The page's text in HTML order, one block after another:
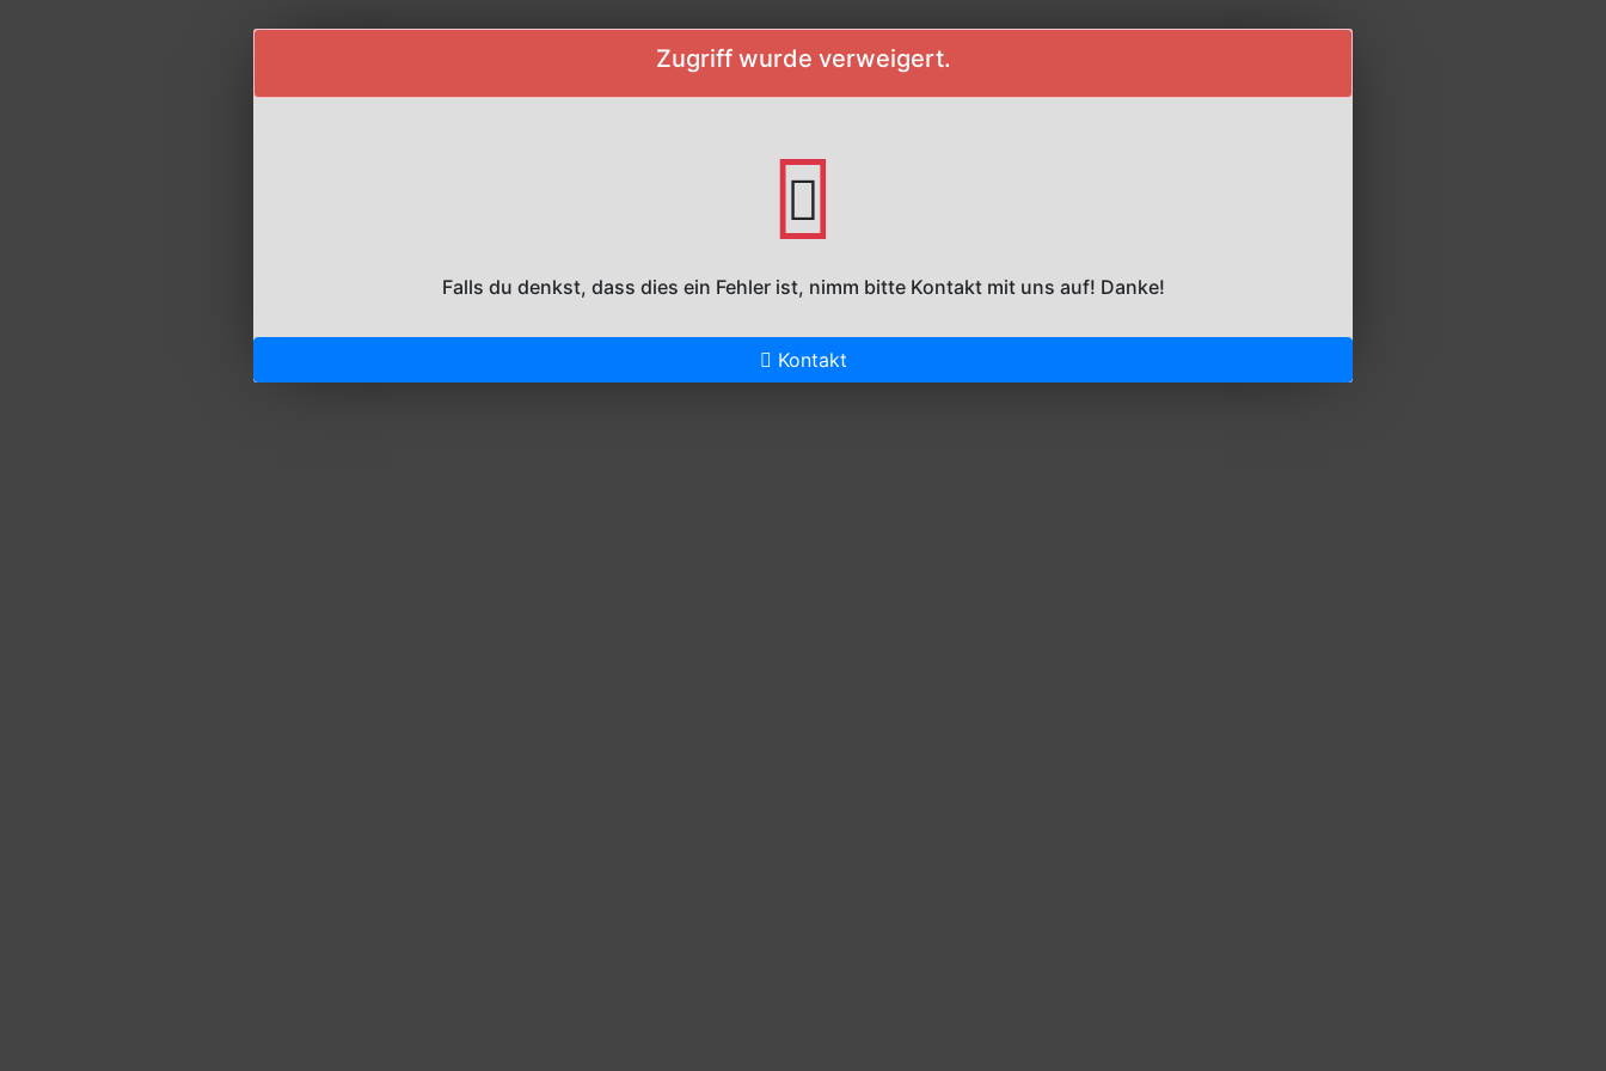
Zugriff wurde verweigert.
Falls du denkst, dass dies ein Fehler ist, nimm bitte Kontakt mit uns auf! Danke!
Kontakt